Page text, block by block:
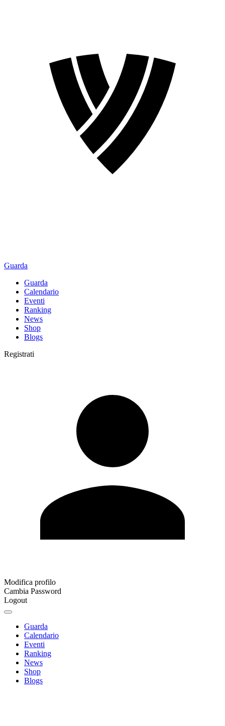
Guarda
Guarda
Calendario
Eventi
Ranking
News
Shop
Blogs
Registrati
Modifica profilo
Cambia Password
Logout
Guarda
Calendario
Eventi
Ranking
News
Shop
Blogs